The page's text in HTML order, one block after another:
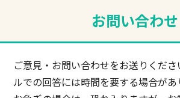
お問い合わせ
ご意見・お問い合わせをお送りくだ
ルでの回答には時間を要する場合があ